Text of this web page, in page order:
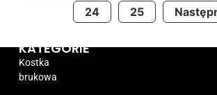
24
25
KATEGORIE
Kostka
brukowa